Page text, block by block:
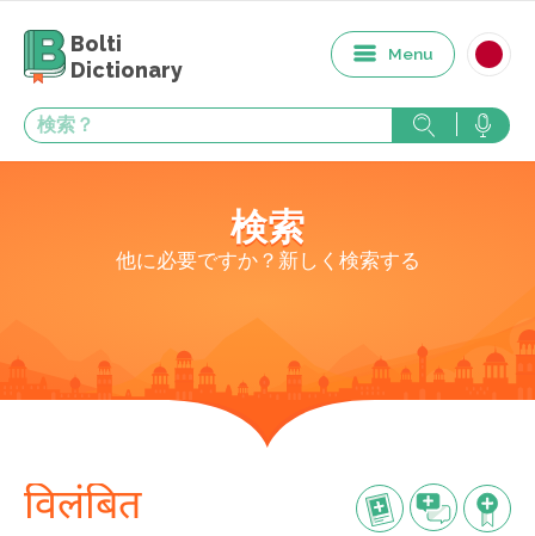
Bolti
Dictionary
Menu
検索
他に必要ですか？新しく検索する
विलंबित